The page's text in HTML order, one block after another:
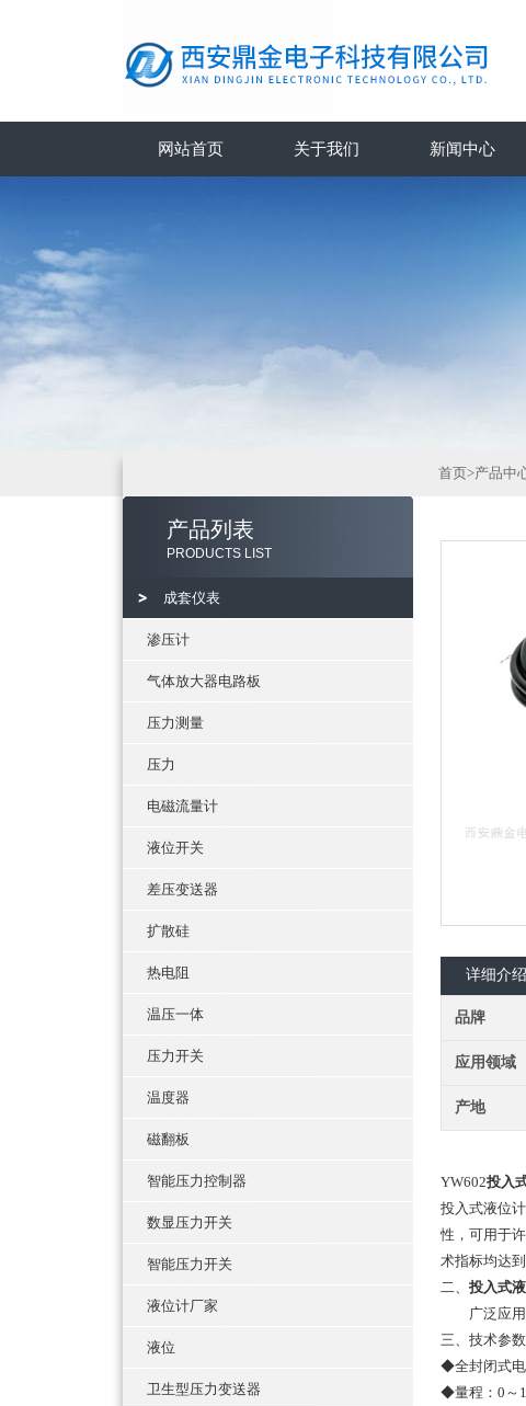
网站首页 关于我们 新闻中心
产品列表
PRODUCTS LIST
成套仪表
渗压计
气体放大器电路板
压力测量
压力
电磁流量计
液位开关
差压变送器
扩散硅
热电阻
温压一体
压力开关
温度器
磁翻板
智能压力控制器
数显压力开关
智能压力开关
液位计厂家
液位
卫生型压力变送器
首页>产品中
详细介绍
品牌
应用领域
产地
YW602投入
投入式液位
性，可用于
术指标均达
二、 投入式
广泛应用于
三、技术参数
◆全封闭式
◆量程：0～